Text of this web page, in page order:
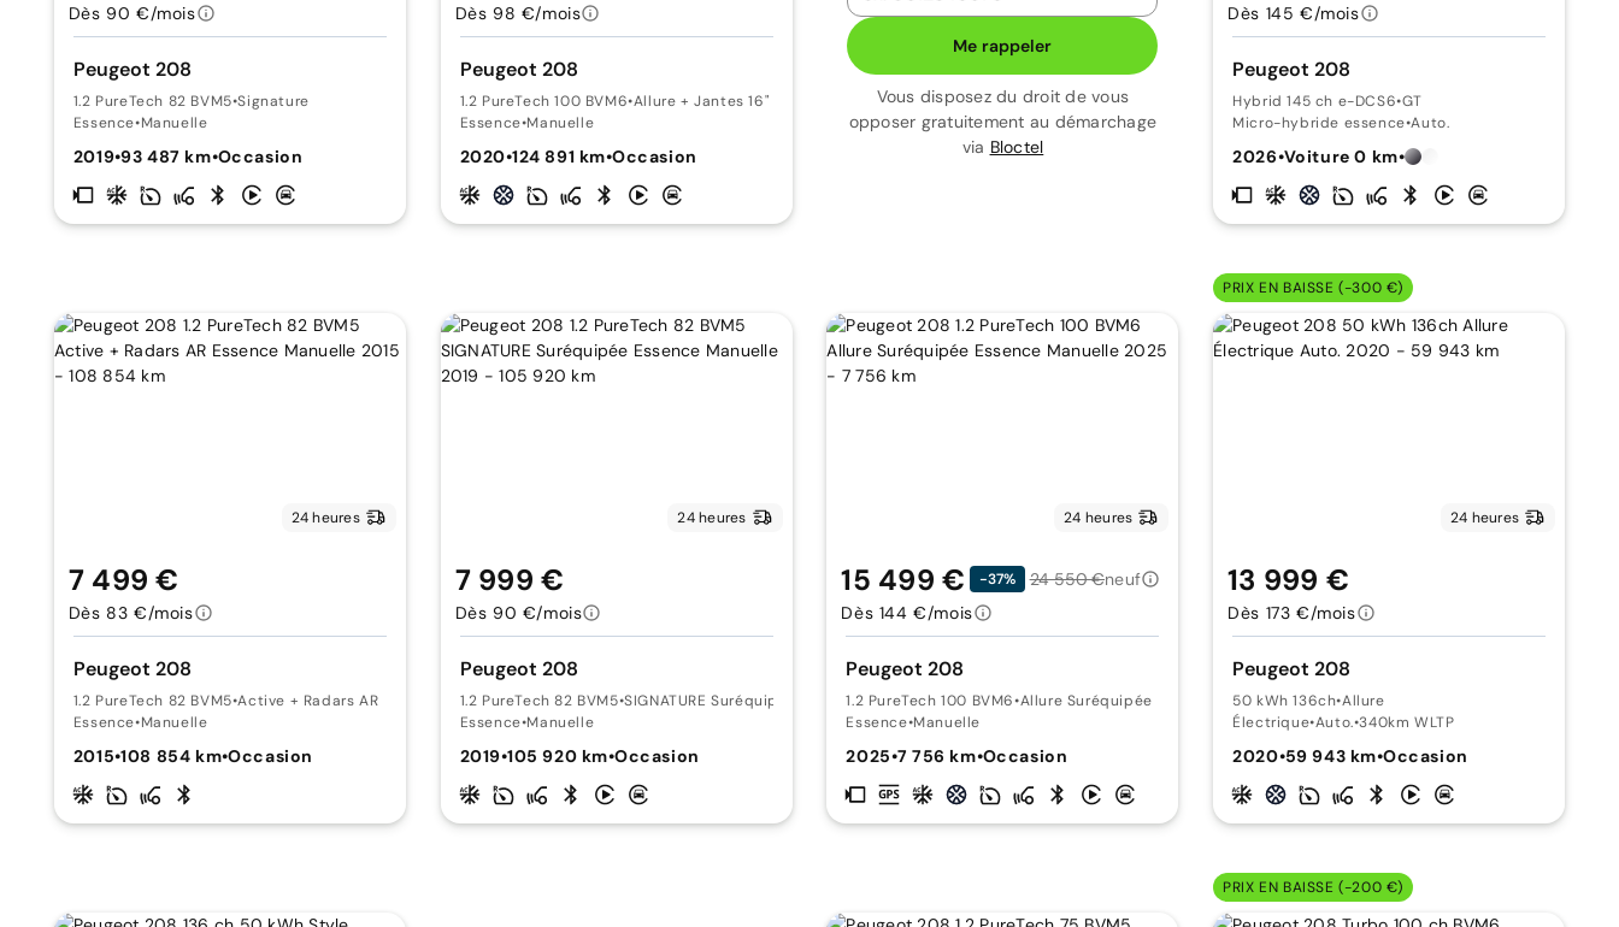
Peugeot 208
1.2 PureTech 82 BVM5•Signature
Essence•Manuelle
2019•93 487 km•Occasion
Dès 90 €/mois
Peugeot 208
1.2 PureTech 100 BVM6•Allure + Jantes 16"
Essence•Manuelle
2020•124 891 km•Occasion
Dès 98 €/mois
Me rappeler
Vous disposez du droit de vous
opposer gratuitement au démarchage
via Bloctel
Peugeot 208
Hybrid 145 ch e-DCS6•GT
Micro-hybride essence•Auto.
2026•Voiture 0 km•
Dès 145 €/mois
24 heures
Peugeot 208
1.2 PureTech 82 BVM5•Active + Radars AR
Essence•Manuelle
2015•108 854 km•Occasion
7 499 €
Dès 83 €/mois
24 heures
Peugeot 208
1.2 PureTech 82 BVM5•SIGNATURE Suréquipée
Essence•Manuelle
2019•105 920 km•Occasion
7 999 €
Dès 90 €/mois
24 heures
Peugeot 208
1.2 PureTech 100 BVM6•Allure Suréquipée
Essence•Manuelle
2025•7 756 km•Occasion
15 499 € -37% 24 550 €neuf
Dès 144 €/mois
PRIX EN BAISSE (-300 €)
24 heures
Peugeot 208
50 kWh 136ch•Allure
Électrique•Auto.•340km WLTP
2020•59 943 km•Occasion
13 999 €
Dès 173 €/mois
PRIX EN BAISSE (-200 €)